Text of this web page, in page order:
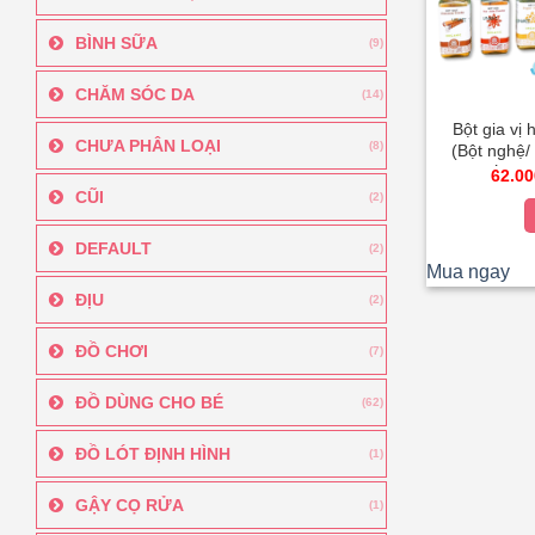
BÌNH SỮA (9)
CHĂM SÓC DA (14)
CHƯA PHÂN LOẠI (8)
CŨI (2)
DEFAULT (2)
ĐỊU (2)
ĐỒ CHƠI (7)
ĐỒ DÙNG CHO BÉ (62)
ĐỒ LÓT ĐỊNH HÌNH (1)
GẬY CỌ RỬA (1)
Bột gia vị
(Bột nghệ/
Bột quế/
Mua ngay